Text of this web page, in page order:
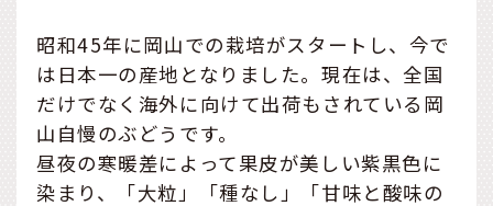
昭和45年に岡山での栽培がスタートし、今で
は日本一の産地となりました。現在は、全国
だけでなく海外に向けて出荷もされている岡
山自慢のぶどうです。
昼夜の寒暖差によって果皮が美しい紫黒色に
染まり、「大粒」「種なし」「甘味と酸味の